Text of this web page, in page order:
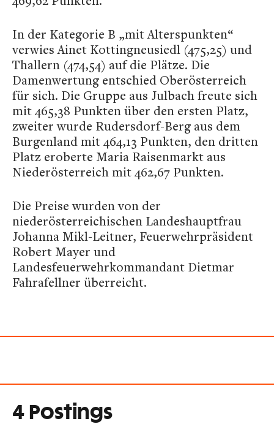
In der Kategorie B „mit Alterspunkten“
verwies Ainet Kottingneusiedl (475,25) und
Thallern (474,54) auf die Plätze. Die
Damenwertung entschied Oberösterreich
für sich. Die Gruppe aus Julbach freute sich
mit 465,38 Punkten über den ersten Platz,
zweiter wurde Rudersdorf-Berg aus dem
Burgenland mit 464,13 Punkten, den dritten
Platz eroberte Maria Raisenmarkt aus
Niederösterreich mit 462,67 Punkten.
Die Preise wurden von der
niederösterreichischen Landeshauptfrau
Johanna Mikl-Leitner, Feuerwehrpräsident
Robert Mayer und
Landesfeuerwehrkommandant Dietmar
Fahrafellner überreicht.
4 Postings